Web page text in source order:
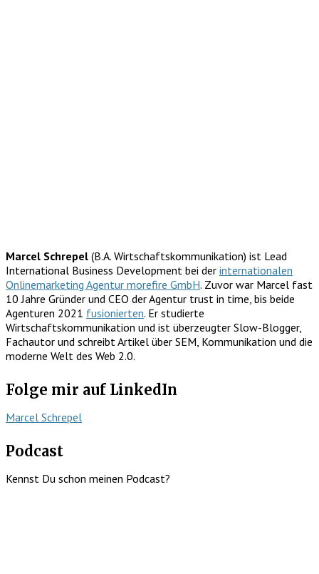
Marcel Schrepel (B.A. Wirtschaftskommunikation) ist Lead
International Business Development bei der internationalen
Onlinemarketing Agentur morefire GmbH. Zuvor war Marcel fast
10 Jahre Gründer und CEO der Agentur trust in time, bis beide
Agenturen 2021 fusionierten. Er studierte
Wirtschaftskommunikation und ist überzeugter Slow-Blogger,
Fachautor und schreibt Artikel über SEM, Kommunikation und die
moderne Welt des Web 2.0.
Folge mir auf LinkedIn
Marcel Schrepel
Podcast
Kennst Du schon meinen Podcast?